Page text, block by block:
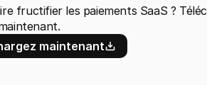
fructifier les paiements SaaS ?
maintenant